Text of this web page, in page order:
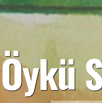
Öykü